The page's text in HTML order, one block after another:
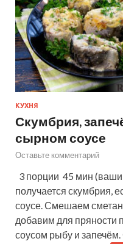
КУХНЯ
Скумбрия,
сырном соусе
Оставьте комментарий
3 порции 45 мин
получается скумбрия,
соусе. Смешаем
добавим для пряности
соусом рыбу и